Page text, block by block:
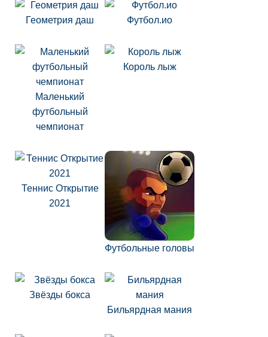
Геометрия даш Футбол.ио
Маленький
футбольный
чемпионат
Король лыж
Теннис Открытие
2021
Футбольные головы
Звёзды бокса
Бильярдная мания